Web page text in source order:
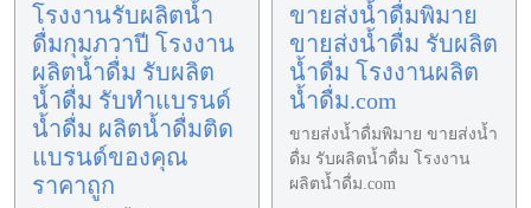
โรงงานรับผลิตน้ำ
ดื่มกุมภวาปี โรงงาน
ผลิตน้ำดื่ม รับผลิต
น้ำดื่ม รับทำแบรนด์
น้ำดื่ม ผลิตน้ำดื่มติด
แบรนด์ของคุณ
ราคาถูก
ขายส่งน้ำดื่มพิมาย
ขายส่งน้ำดื่ม รับผลิต
น้ำดื่ม โรงงานผลิต
น้ำดื่ม.com
ขายส่งน้ำดื่มพิมาย ขายส่งน้ำ
ดื่ม รับผลิตน้ำดื่ม โรงงาน
ผลิตน้ำดื่ม.com